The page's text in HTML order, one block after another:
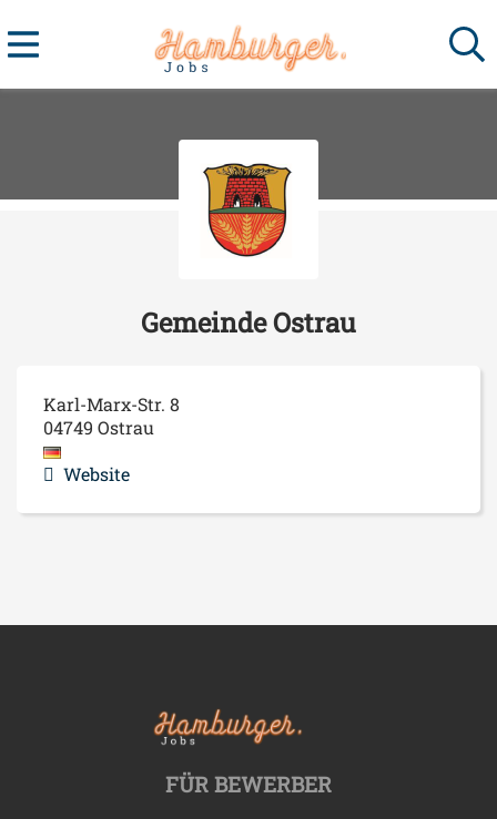
Gemeinde Ostrau
Karl-Marx-Str. 8
04749 Ostrau
Website
FÜR BEWERBER